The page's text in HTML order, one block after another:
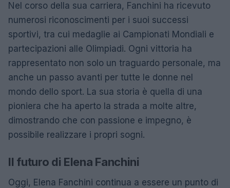
Nel corso della sua carriera, Fanchini ha ricevuto
numerosi riconoscimenti per i suoi successi
sportivi, tra cui medaglie ai Campionati Mondiali e
partecipazioni alle Olimpiadi. Ogni vittoria ha
rappresentato non solo un traguardo personale, ma
anche un passo avanti per tutte le donne nel
mondo dello sport. La sua storia è quella di una
pioniera che ha aperto la strada a molte altre,
dimostrando che con passione e impegno, è
possibile realizzare i propri sogni.
Il futuro di Elena Fanchini
Oggi, Elena Fanchini continua a essere un punto di